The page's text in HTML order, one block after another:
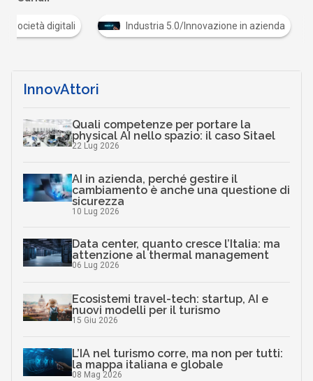
Cultura e società digitali Industria 5.0/
InnovAttori
Quali competenze per portare la
physical AI nello spazio: il caso Sitael
22 Lug 2026
AI in azienda, perché gestire il
cambiamento è anche una questione di
sicurezza
10 Lug 2026
Data center, quanto cresce l’Italia: ma
attenzione al thermal management
06 Lug 2026
Ecosistemi travel-tech: startup, AI e
nuovi modelli per il turismo
15 Giu 2026
L’IA nel turismo corre, ma non per tutti:
la mappa italiana e globale
08 Mag 2026